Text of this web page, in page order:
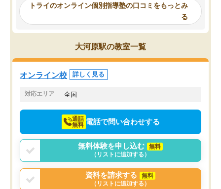
ったんですが、学生の先生から学ぶこ
み、徐々に成績が上がったらいいなと
思っていました。何が今足りないのか
を的確に指導いただき、子どももびっ
くりするほど楽しんでやる気を持って
塾を受けています。狙い通り、少しず
つ成績も上がり、苦手意識も無くなっ
てきたので、さらに苦手な数学も追加
でお願いしました。来年の高校受験に
らないところをピンポイ
頂いて、とてもわかり
していました。一生を
スト、多少お金がかかっ
トライのオンライン個別指導塾の口コミをもっとみ
る
大河原駅の教室一覧
オンライン校 詳しく見る
対応エリア 全国
通話
無料 電話で問い合わせする
無料体験を申し込む
無料
（リストに追加する）
資料を請求する
無料
（リストに追加する）